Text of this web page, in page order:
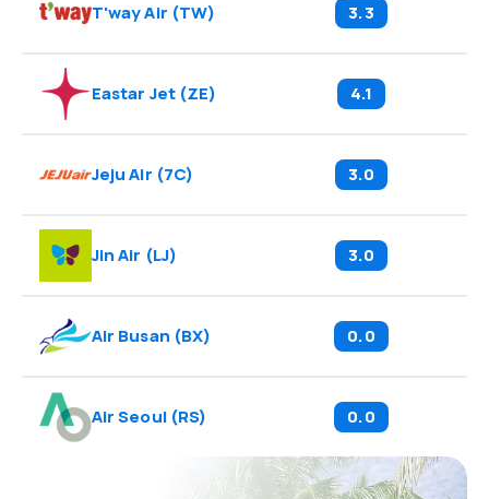
T'way Air (TW) 3.3
Eastar Jet(ZE) 4.1
Jeju Air (7C) 3.0
Jin Air (LJ) 3.0
Air Busan (BX) 0.0
Air Seoul(RS) 0.0